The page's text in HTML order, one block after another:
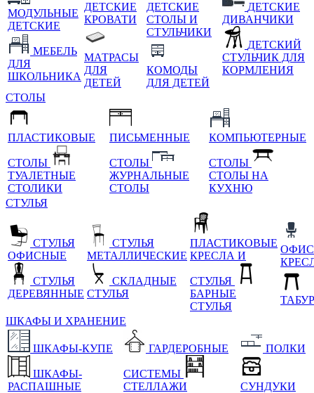
МОДУЛЬНЫЕ
ДЕТСКИЕ
МЕБЕЛЬ
ДЛЯ
ШКОЛЬНИКА
ДЕТСКИЕ
КРОВАТИ
МАТРАСЫ
ДЛЯ
ДЕТЕЙ
ДЕТСКИЕ
СТОЛЫ И
СТУЛЬЧИКИ
КОМОДЫ
ДЛЯ ДЕТЕЙ
ДЕТСКИЕ
ДИВАНЧИКИ
ДЕТСКИЙ
СТУЛЬЧИК ДЛЯ
КОРМЛЕНИЯ
СТОЛЫ
ПЛАСТИКОВЫЕ
СТОЛЫ
ТУАЛЕТНЫЕ
СТОЛИКИ
ПИСЬМЕННЫЕ
СТОЛЫ
ЖУРНАЛЬНЫЕ
СТОЛЫ
КОМПЬЮТЕРНЫЕ
СТОЛЫ
СТОЛЫ НА
КУХНЮ
СТУЛЬЯ
СТУЛЬЯ
ОФИСНЫЕ
СТУЛЬЯ
ДЕРЕВЯННЫЕ
СТУЛЬЯ
МЕТАЛЛИЧЕСКИЕ
СКЛАДНЫЕ
СТУЛЬЯ
ПЛАСТИКОВЫЕ
КРЕСЛА И
СТУЛЬЯ
БАРНЫЕ
СТУЛЬЯ
ШКАФЫ И ХРАНЕНИЕ
ШКАФЫ-КУПЕ
ШКАФЫ-
РАСПАШНЫЕ
ГАРДЕРОБНЫЕ
СИСТЕМЫ
СТЕЛЛАЖИ
ПОЛКИ
СУНДУКИ